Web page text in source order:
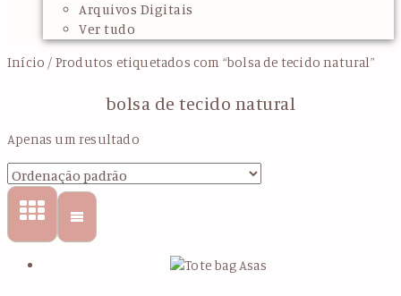
Arquivos Digitais
Ver tudo
Início / Produtos etiquetados com “bolsa de tecido natural”
bolsa de tecido natural
Apenas um resultado